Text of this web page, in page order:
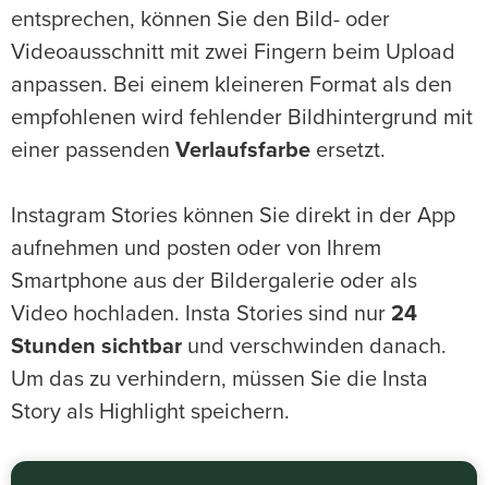
entsprechen, können Sie den Bild- oder
Videoausschnitt mit zwei Fingern beim Upload
anpassen. Bei einem kleineren Format als den
empfohlenen wird fehlender Bildhintergrund mit
einer passenden Verlaufsfarbe ersetzt.
Instagram Stories können Sie direkt in der App
aufnehmen und posten oder von Ihrem
Smartphone aus der Bildergalerie oder als
Video hochladen. Insta Stories sind nur 24
Stunden sichtbar und verschwinden danach.
Um das zu verhindern, müssen Sie die Insta
Story als Highlight speichern.